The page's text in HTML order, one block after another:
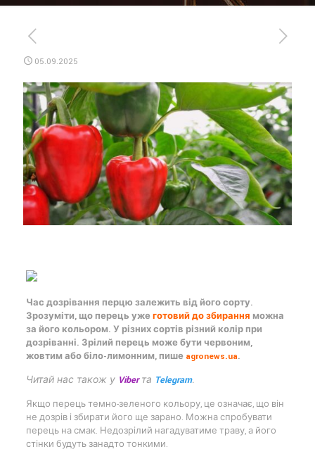
05.09.2025
Час дозрівання перцю залежить від його сорту.
Зрозуміти, що перець ужеготовий до збирання можна
за його кольором. У різних сортів різний колір при
дозріванні. Зрілий перець може бути червоним,
жовтим або біло-лимонним, пише agronews.ua.
Читай нас також у Viberта Telegram.
Якщо перець темно-зеленого кольору, це означає, що він
не дозрів і збирати його ще зарано. Можна спробувати
перець на смак. Недозрілий нагадуватиме траву, а його
стінки будуть занадто тонкими.